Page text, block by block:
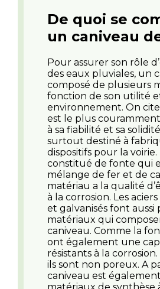
De quoi se
un caniveau
Pour assurer son rôle
des eaux pluviales, un
composé de plusieurs
fonction de son utilité
environnement. On
est le plus
à sa fiabilité et sa
surtout destiné à
dispositifs pour la voirie.
constitué de fonte qui
mélange de fer et de
matériau a la qualité
à la corrosion. Les
et galvanisés font aussi
matériaux qui
caniveau. Comme la
ont également une
résistants à la
ils sont non poreux. A
caniveau est